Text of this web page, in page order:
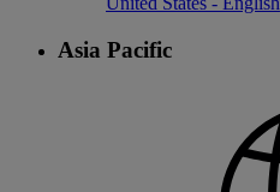
Asia Pacific